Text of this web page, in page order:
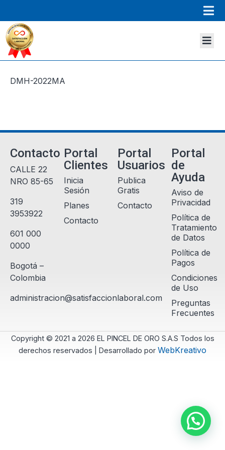
DMH-2022MA
Contacto
CALLE 22
NRO 85-65
319
3953922
601 000
0000
Bogotá –
Colombia
administracion@satisfaccionlaboral.com
Portal
Clientes
Inicia
Sesión
Planes
Contacto
Portal
Usuarios
Publica
Gratis
Contacto
Portal
de
Ayuda
Aviso de
Privacidad
Política de
Tratamiento
de Datos
Política de
Pagos
Condiciones
de Uso
Preguntas
Frecuentes
Copyright © 2021 a 2026 EL PINCEL DE ORO S.A.S Todos los
derechos reservados | Desarrollado por WebKreativo